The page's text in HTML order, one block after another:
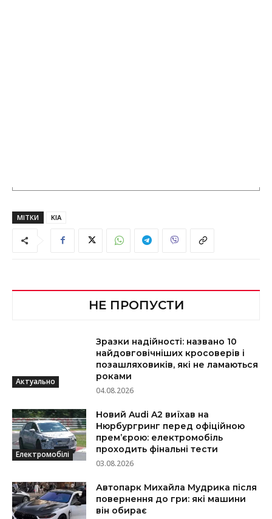
МІТКИ KIA
НЕ ПРОПУСТИ
Актуально
Зразки надійності: названо 10
найдовговічніших кросоверів і
позашляховиків, які не ламаються
роками
04.08.2026
Електромобілі
Новий Audi A2 виїхав на
Нюрбургринг перед офіційною
прем’єрою: електромобіль
проходить фінальні тести
03.08.2026
Автопарк Михайла Мудрика після
повернення до гри: які машини
він обирає